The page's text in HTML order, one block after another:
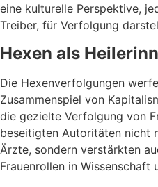
eine kulturelle Perspektive,
Treiber, für Verfolgung
Hexen als
Die Hexenverfolgungen
Zusammenspiel von
die gezielte Verfolgung von
beseitigten Autoritäten nicht
Ärzte, sondern verstärkten
Frauenrollen in